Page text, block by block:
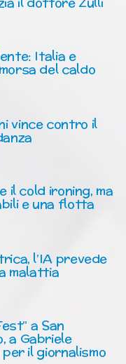
Italia e
del caldo
vince contro il
il cold ironing, ma
e una flotta
l’IA prevede
malattia
a San
a Gabriele
il giornalismo